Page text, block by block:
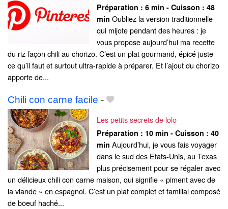
Préparation : 6 min - Cuisson : 48
min Oubliez la version traditionnelle
qui mijote pendant des heures : je
vous propose aujourd’hui ma recette
du riz façon chili au chorizo. C’est un plat gourmand, épicé juste
ce qu’il faut et surtout ultra-rapide à préparer. Et l’ajout du chorizo
apporte de...
Chili con carne facile -
Les petits secrets de lolo
Préparation : 10 min - Cuisson : 40
min Aujourd’hui, je vous fais voyager
dans le sud des Etats-Unis, au Texas
plus précisement pour se régaler avec
un délicieux chili con carne maison, qui signifie « piment avec de
la viande » en espagnol. C’est un plat complet et familial composé
de boeuf haché...